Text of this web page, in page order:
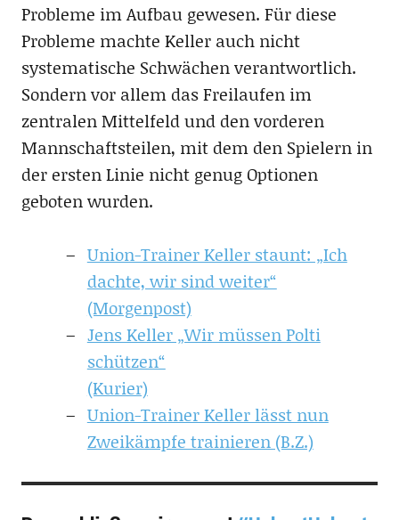
Probleme im Aufbau gewesen. Für diese
Probleme machte Keller auch nicht
systematische Schwächen verantwortlich.
Sondern vor allem das Freilaufen im
zentralen Mittelfeld und den vorderen
Mannschaftsteilen, mit dem den Spielern in
der ersten Linie nicht genug Optionen
geboten wurden.
Union-Trainer Keller staunt: „Ich
dachte, wir sind weiter“
(Morgenpost)
Jens Keller „Wir müssen Polti
schützen“
(Kurier)
Union-Trainer Keller lässt nun
Zweikämpfe trainieren (B.Z.)